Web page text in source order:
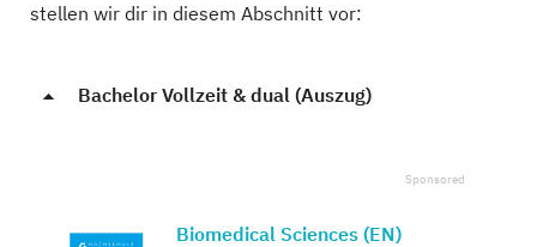
stellen wir dir in diesem Abschnitt vor:
Bachelor Vollzeit & dual (Auszug)
Biomedical Sciences (EN)